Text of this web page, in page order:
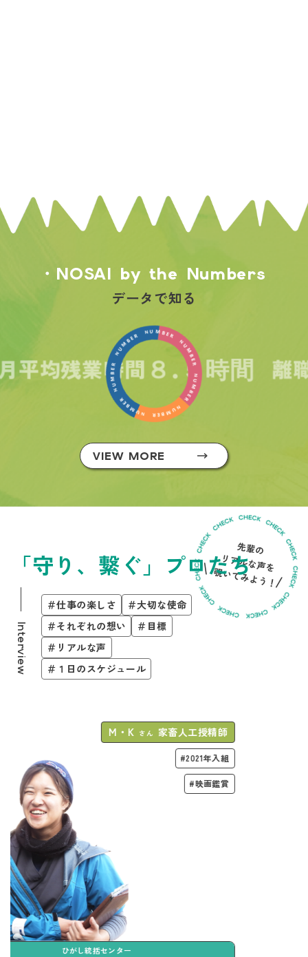
・NOSAI by the Numbers
データで知る
均残業時間８.５時間 離職率
VIEW MORE
「守り、繋ぐ」プロたち
Interview
＃仕事の楽しさ
＃大切な使命
＃それぞれの想い
＃目標
＃リアルな声
＃１日のスケジュール
T・S さん
#2022年入組
#趣味キャンプ
オホーツク統括センター